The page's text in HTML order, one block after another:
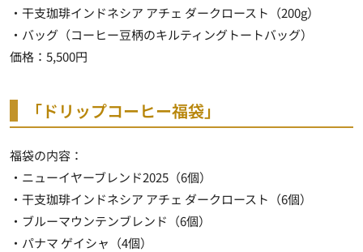
・干支珈琲インドネシア アチェ ダークロースト（200g）
・バッグ（コーヒー豆柄のキルティングトートバッグ）
価格：5,500円
「ドリップコーヒー福袋」
福袋の内容：
・ニューイヤーブレンド2025（6個）
・干支珈琲インドネシア アチェ ダークロースト（6個）
・ブルーマウンテンブレンド（6個）
・パナマ ゲイシャ（4個）